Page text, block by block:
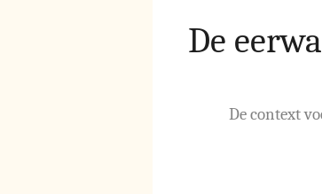
De
De context